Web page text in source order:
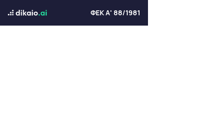
ΦΕΚ Α' 88/1981